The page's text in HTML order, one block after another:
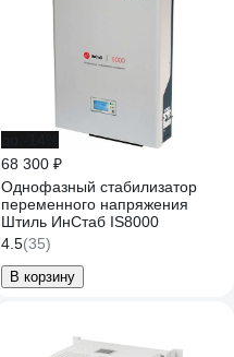
68 300 ₽
Однофазный стабилизатор
переменного напряжения
Штиль ИнСтаб IS8000
4.5(35)
В корзину